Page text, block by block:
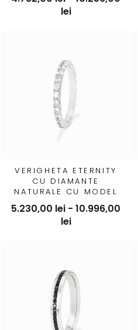
lei
VERIGHETA ETERNITY
CU DIAMANTE
NATURALE CU MODEL
LATERAL
5.230,00 lei - 10.996,00
lei